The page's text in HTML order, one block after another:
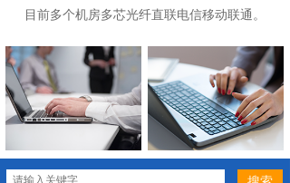
目前多个机房多芯光纤直联电信移动联通。